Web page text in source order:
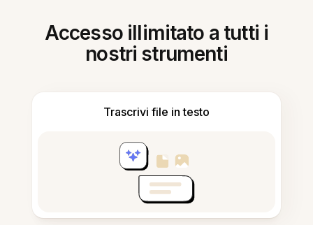
Accesso illimitato a tutti i
nostri strumenti
Trascrivi file in testo